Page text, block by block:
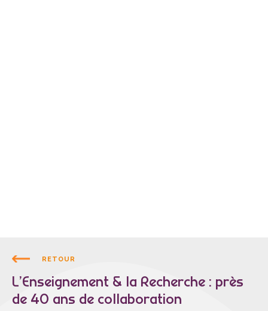
RETOUR
L’Enseignement & la Recherche : près
de 40 ans de collaboration